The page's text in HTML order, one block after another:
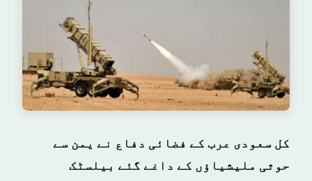
کل سعودی عرب کے فضائی دفاع نے یمن سے
حوثی ملیشیاؤں کے داغے گئے بیلسٹک